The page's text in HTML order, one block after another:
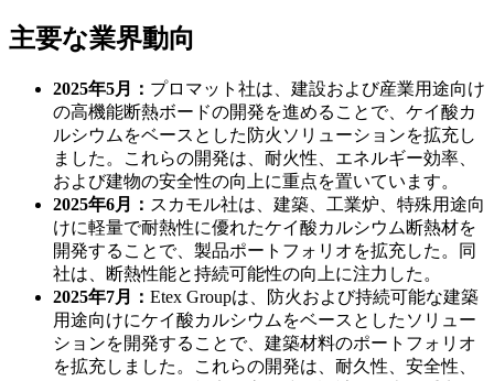
主要な業界動向
2025年5月： プロマット社は、建設および産業用途向け
の高機能断熱ボードの開発を進めることで、ケイ酸カ
ルシウムをベースとした防火ソリューションを拡充し
ました。これらの開発は、耐火性、エネルギー効率、
および建物の安全性の向上に重点を置いています。
2025年6月： スカモル社は、建築、工業炉、特殊用途向
けに軽量で耐熱性に優れたケイ酸カルシウム断熱材を
開発することで、製品ポートフォリオを拡充した。同
社は、断熱性能と持続可能性の向上に注力した。
2025年7月： Etex Groupは、防火および持続可能な建築
用途向けにケイ酸カルシウムをベースとしたソリュー
ションを開発することで、建築材料のポートフォリオ
を拡充しました。これらの開発は、耐久性、安全性、